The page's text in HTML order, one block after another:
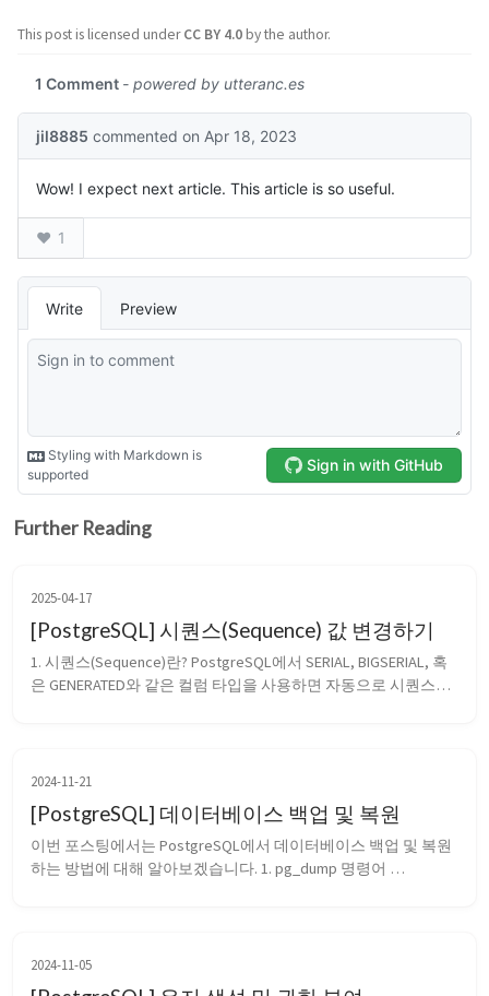
This post is licensed underCC BY 4.0by the author.
Further Reading
2025-04-17
[PostgreSQL] 시퀀스(Sequence) 값 변경하기
1. 시퀀스(Sequence)란? PostgreSQL에서 SERIAL, BIGSERIAL, 혹
은 GENERATED와 같은 컬럼 타입을 사용하면 자동으로 시퀀스
2024-11-21
[PostgreSQL] 데이터베이스 백업 및 복원
이번 포스팅에서는 PostgreSQL에서 데이터베이스 백업 및 복원
하는 방법에 대해 알아보겠습니다. 1. pg_dump 명령어
2024-11-05